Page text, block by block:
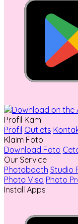
Profil Kami
Profil Outlets
Klaim Foto
Download Foto
Our Service
Photobooth Studio
Photo Visa Photo
Install Apps